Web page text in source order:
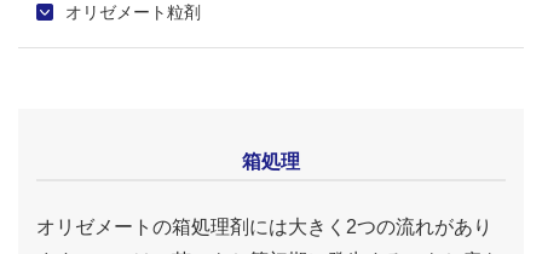
オリゼメート粒剤
箱処理
オリゼメートの箱処理剤には大きく2つの流れがあり